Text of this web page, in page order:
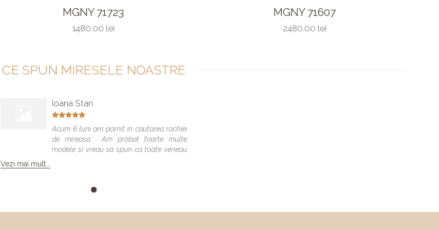
MGNY 71723
1480.00 lei
MGNY 71607
2480.00 lei
CE SPUN MIRESELE NOASTRE
Ioana Stan
Acum 6 luni am pornit in cautarea rochiei
de mireasa . Am probat foarte multe
modele si vreau sa spun ca toate veneau
the dress" si a rezistat foarte bine 😍. Va
minuni .❤️❤️
Vezi mai mult...